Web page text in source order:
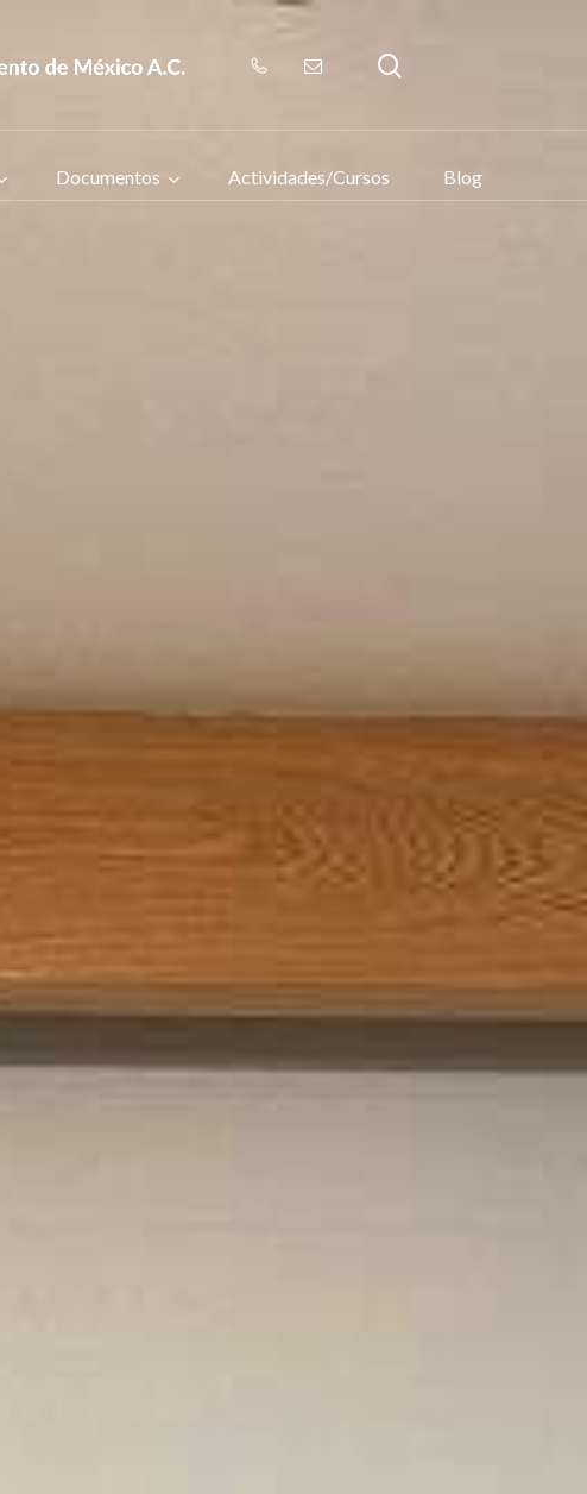
Documentos Actividades/Cursos Blog